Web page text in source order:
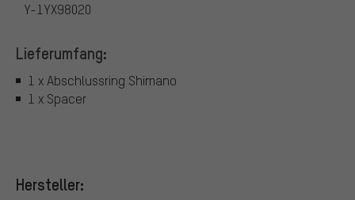
Y-1YX98020
Lieferumfang:
1 x Abschlussring Shimano
1 x Spacer
Hersteller: